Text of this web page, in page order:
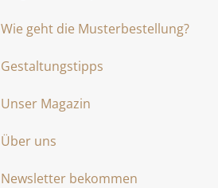
Wie geht die Musterbestellung?
Gestaltungstipps
Unser Magazin
Über uns
Newsletter bekommen